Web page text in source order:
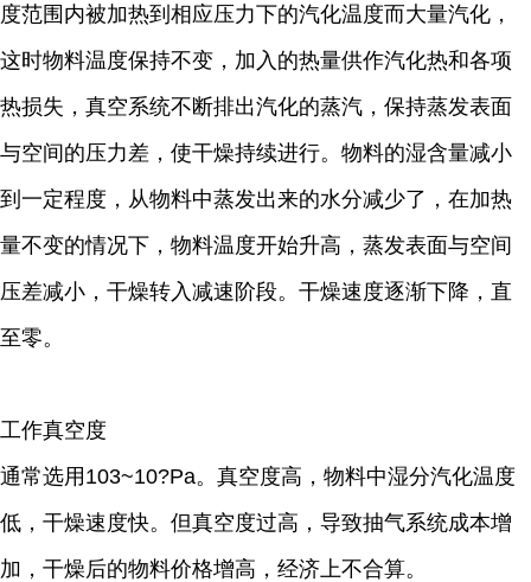
度范围内被加热到相应压力下的汽化温度而大量汽化，
这时物料温度保持不变，加入的热量供作汽化热和各项
热损失，真空系统不断排出汽化的蒸汽，保持蒸发表面
与空间的压力差，使干燥持续进行。物料的湿含量减小
到一定程度，从物料中蒸发出来的水分减少了，在加热
量不变的情况下，物料温度开始升高，蒸发表面与空间
压差减小，干燥转入减速阶段。干燥速度逐渐下降，直
至零。
工作真空度
通常选用103~10?Pa。真空度高，物料中湿分汽化温度
低，干燥速度快。但真空度过高，导致抽气系统成本增
加，干燥后的物料价格增高，经济上不合算。